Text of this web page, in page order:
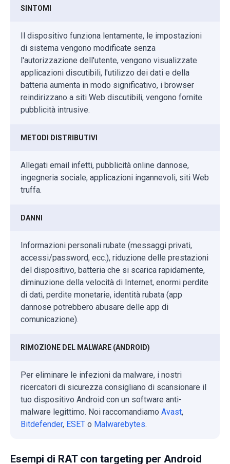
SINTOMI
Il dispositivo funziona lentamente, le impostazioni
di sistema vengono modificate senza
l'autorizzazione dell'utente, vengono visualizzate
applicazioni discutibili, l'utilizzo dei dati e della
batteria aumenta in modo significativo, i browser
reindirizzano a siti Web discutibili, vengono fornite
pubblicità intrusive.
METODI DISTRIBUTIVI
Allegati email infetti, pubblicità online dannose,
ingegneria sociale, applicazioni ingannevoli, siti Web
truffa.
DANNI
Informazioni personali rubate (messaggi privati,
accessi/password, ecc.), riduzione delle prestazioni
del dispositivo, batteria che si scarica rapidamente,
diminuzione della velocità di Internet, enormi perdite
di dati, perdite monetarie, identità rubata (app
dannose potrebbero abusare delle app di
comunicazione).
RIMOZIONE DEL MALWARE (ANDROID)
Per eliminare le infezioni da malware, i nostri
ricercatori di sicurezza consigliano di scansionare il
tuo dispositivo Android con un software anti-
malware legittimo. Noi raccomandiamo Avast,
Bitdefender, ESET o Malwarebytes.
Esempi di RAT con targeting per Android